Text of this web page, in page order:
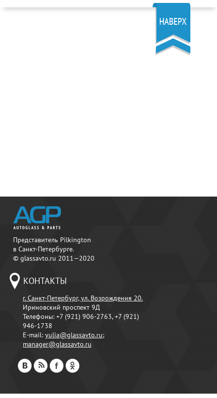
Представитель Pilkington
в Санкт-Петербурге.
© glassavto.ru 2011—2020
КОНТАКТЫ
г. Санкт-Петербург, ул. Возрождения 20.
Ириновский проспект 9Д
Телефоны:+7 (921) 906-2763, +7 (921)
946-1738
E-mail:yulia@glassavto.ru;
manager@glassavto.ru